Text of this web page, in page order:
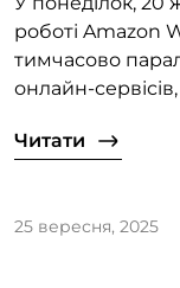
роботі Amazon
тимчасово
онлайн-сервісів,
Читати
25 вересня, 2025